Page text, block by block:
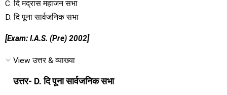
C. दि मद्रास महाजन सभा
D. दि पूना सार्वजनिक सभा
[Exam: I.A.S. (Pre) 2002]
View उत्तर & व्याख्या
उत्तर- D. दि पूना सार्वजनिक सभा